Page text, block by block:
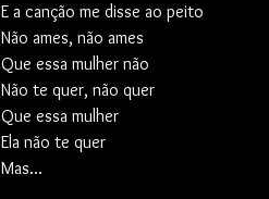
E a canção me disse ao peito
Não ames, não ames
Que essa mulher não
Não te quer, não quer
Que essa mulher
Ela não te quer
Mas...